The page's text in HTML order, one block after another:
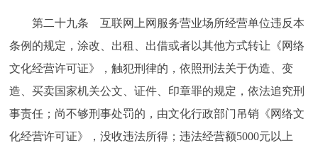
第二十九条 互联网上网服务营业场所经营单位违反本
条例的规定，涂改、出租、出借或者以其他方式转让《网络
文化经营许可证》，触犯刑律的，依照刑法关于伪造、变
造、买卖国家机关公文、证件、印章罪的规定，依法追究刑
事责任；尚不够刑事处罚的，由文化行政部门吊销《网络文
化经营许可证》，没收违法所得；违法经营额5000元以上